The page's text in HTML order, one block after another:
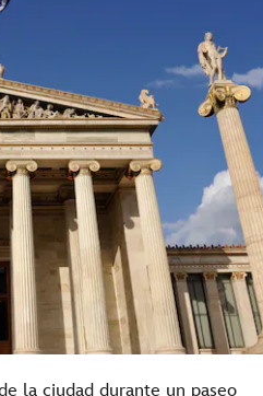
la ciudad durante un paseo